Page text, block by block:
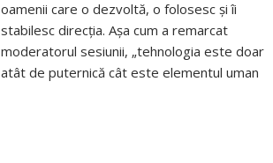
oamenii care o dezvoltă, o folosesc și îi
stabilesc direcția. Așa cum a remarcat
moderatorul sesiunii, „tehnologia este doar
atât de puternică cât este elementul uman